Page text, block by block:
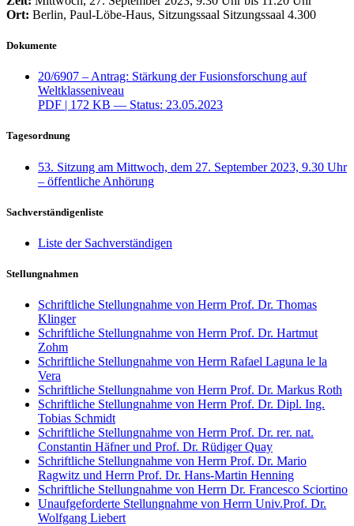
Ort: Berlin, Paul-Löbe-Haus, Sitzungssaal Sitzungssaal 4.300
Dokumente
20/6907 – Antrag: Stärkung der Fusionsforschung auf
Weltklasseniveau
PDF | 172 KB — Status: 23.05.2023
Tagesordnung
53. Sitzung am Mittwoch, dem 27. September 2023, 9.30 Uhr
– öffentliche Anhörung
Sachverständigenliste
Liste der Sachverständigen
Stellungnahmen
Schriftliche Stellungnahme von Herrn Prof. Dr. Thomas
Klinger
Schriftliche Stellungnahme von Herrn Prof. Dr. Hartmut
Zohm
Schriftliche Stellungnahme von Herrn Rafael Laguna le la
Vera
Schriftliche Stellungnahme von Herrn Prof. Dr. Markus Roth
Schriftliche Stellungnahme von Herrn Prof. Dr. Dipl. Ing.
Tobias Schmidt
Schriftliche Stellungnahme von Herrn Prof. Dr. rer. nat.
Constantin Häfner und Prof. Dr. Rüdiger Quay
Schriftliche Stellungnahme von Herrn Prof. Dr. Mario
Ragwitz und Herrn Prof. Dr. Hans-Martin Henning
Schriftliche Stellungnahme von Herrn Dr. Francesco Sciortino
Unaufgeforderte Stellungnahme von Herrn Univ.Prof. Dr.
Wolfgang Liebert